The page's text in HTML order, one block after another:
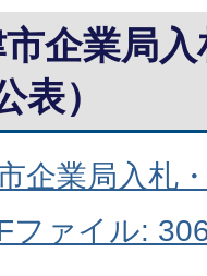
企業局
表）
企業局入札
ファイル: